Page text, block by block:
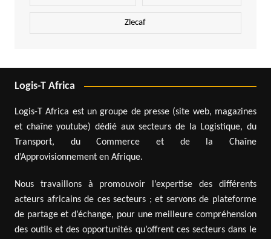
Zlecaf
Logis-T Africa
Logis-T Africa est un groupe de presse (site web, magazines
et chaîne youtube) dédié aux secteurs de la Logistique, du
Transport, du Commerce et de la Chaîne
d’Approvisionnement en Afrique.
Nous travaillons à promouvoir l’expertise des différents
acteurs africains de ces secteurs ; et servons de plateforme
de partage et d’échange, pour une meilleure compréhension
des outils et des opportunités qu’offrent ces secteurs dans le